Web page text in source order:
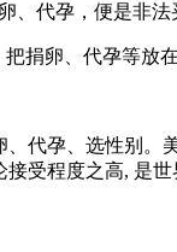
代孕，便是非法
捐卵、代孕等放
代孕、选性别
受程度之高, 是世